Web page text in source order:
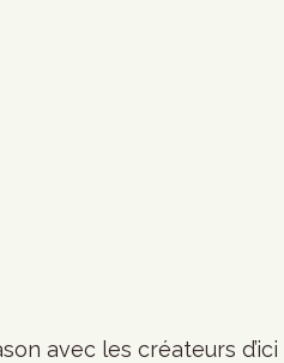
avec les créateurs